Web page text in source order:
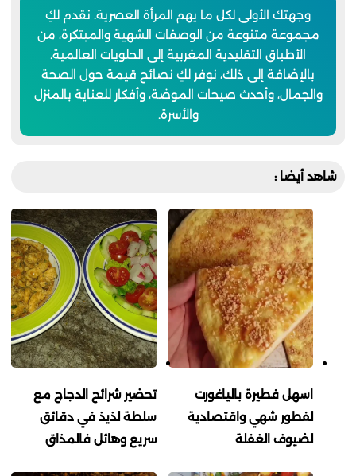
وجهتك الأولى لكل ما يهم المرأة العصرية. نقدم لكِ
مجموعة متنوعة من الوصفات الشهية والمبتكرة، من
الأطباق التقليدية المغربية إلى الحلويات العالمية.
بالإضافة إلى ذلك، نوفر لكِ نصائح قيمة حول الصحة
والجمال، وأحدث صيحات الموضة، وأفكار للعناية بالمنزل
والأسرة.
شاهد أيضا :
اسهل فطيرة بالياغورت
لفطور شهي واقتصادية
لضيوف الغفلة
تحضير شرائح الدجاج مع
سلطة لذيذ في دقائق
سريع وهائل فالمذاق